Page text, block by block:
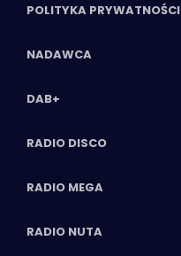
POLITYKA PRYWATNOŚCI
NADAWCA
DAB+
RADIO DISCO
RADIO MEGA
RADIO NUTA